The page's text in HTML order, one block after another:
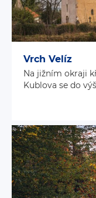
Vrch Velíz
Na jižním okraji
Kublova se do